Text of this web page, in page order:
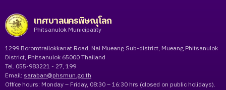
เทศบาลนครพิษณุโลก
Phitsanulok Municipality
1299 Boromtrailokkanat Road, Nai Mueang Sub-district, Mueang Phitsanulok
District, Phitsanulok 65000 Thailand
Tel. 055-983221 - 27, 199
Email: saraban@phsmun.go.th
Office hours: Monday – Friday, 08:30 – 16:30 hrs (closed on public holidays).